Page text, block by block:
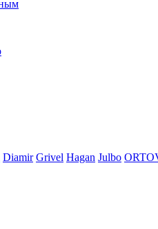
Diamir Grivel Hagan Julbo